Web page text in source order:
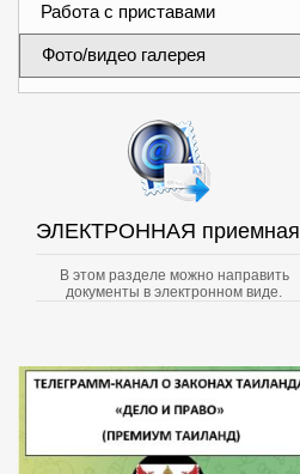
Работа с приставами
Фото/видео галерея
ЭЛЕКТРОННАЯ приемная
В этом разделе можно направить
документы в электронном виде.